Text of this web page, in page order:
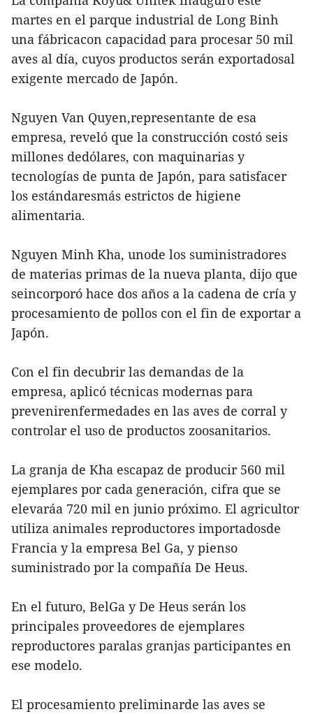
martes en el parque industrial de Long Binh
una fábricacon capacidad para procesar 50 mil
aves al día, cuyos productos serán exportadosal
exigente mercado de Japón.
Nguyen Van Quyen,representante de esa
empresa, reveló que la construcción costó seis
millones dedólares, con maquinarias y
tecnologías de punta de Japón, para satisfacer
los estándaresmás estrictos de higiene
alimentaria.
Nguyen Minh Kha, unode los suministradores
de materias primas de la nueva planta, dijo que
seincorporó hace dos años a la cadena de cría y
procesamiento de pollos con el fin de exportar a
Japón.
Con el fin decubrir las demandas de la
empresa, aplicó técnicas modernas para
prevenirenfermedades en las aves de corral y
controlar el uso de productos zoosanitarios.
La granja de Kha escapaz de producir 560 mil
ejemplares por cada generación, cifra que se
elevaráa 720 mil en junio próximo. El agricultor
utiliza animales reproductores importadosde
Francia y la empresa Bel Ga, y pienso
suministrado por la compañía De Heus.
En el futuro, BelGa y De Heus serán los
principales proveedores de ejemplares
reproductores paralas granjas participantes en
ese modelo.
El procesamiento preliminarde las aves se